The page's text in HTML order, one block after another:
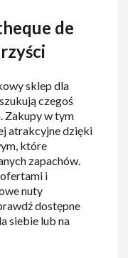
de
sklep dla
czegoś
Zakupy w tym
atrakcyjne dzięki
które
zapachów.
i
nuty
dostępne
siebie lub na